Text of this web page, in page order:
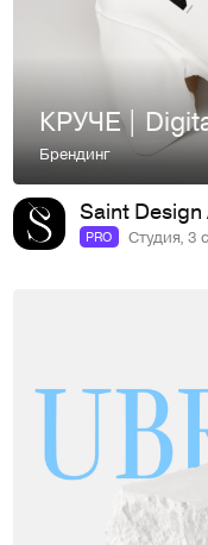
КРУЧЕ |
Брендинг
Saint Design
PRO Студия, 3